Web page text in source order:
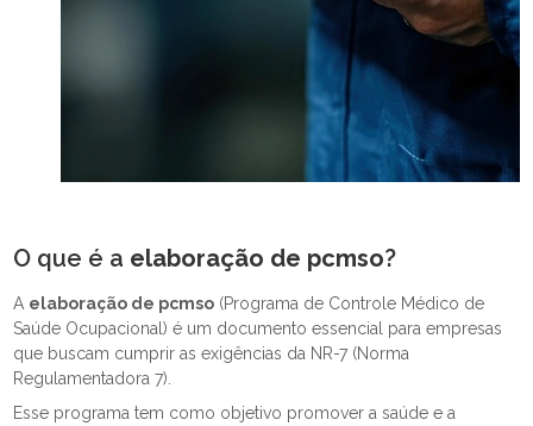
O que é a elaboração de pcmso?
A elaboração de pcmso (Programa de Controle Médico de
Saúde Ocupacional) é um documento essencial para empresas
que buscam cumprir as exigências da NR-7 (Norma
Regulamentadora 7).
Esse programa tem como objetivo promover a saúde e a